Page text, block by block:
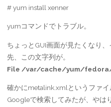
# yum install xenner
yumコマンドでトラブル。
ちょっとGUI画面が見たくなり
先、この文字列が。
File /var/cache/yum/
確かにmetalink.xmlというファイ
Googleで検索してみたが、やは